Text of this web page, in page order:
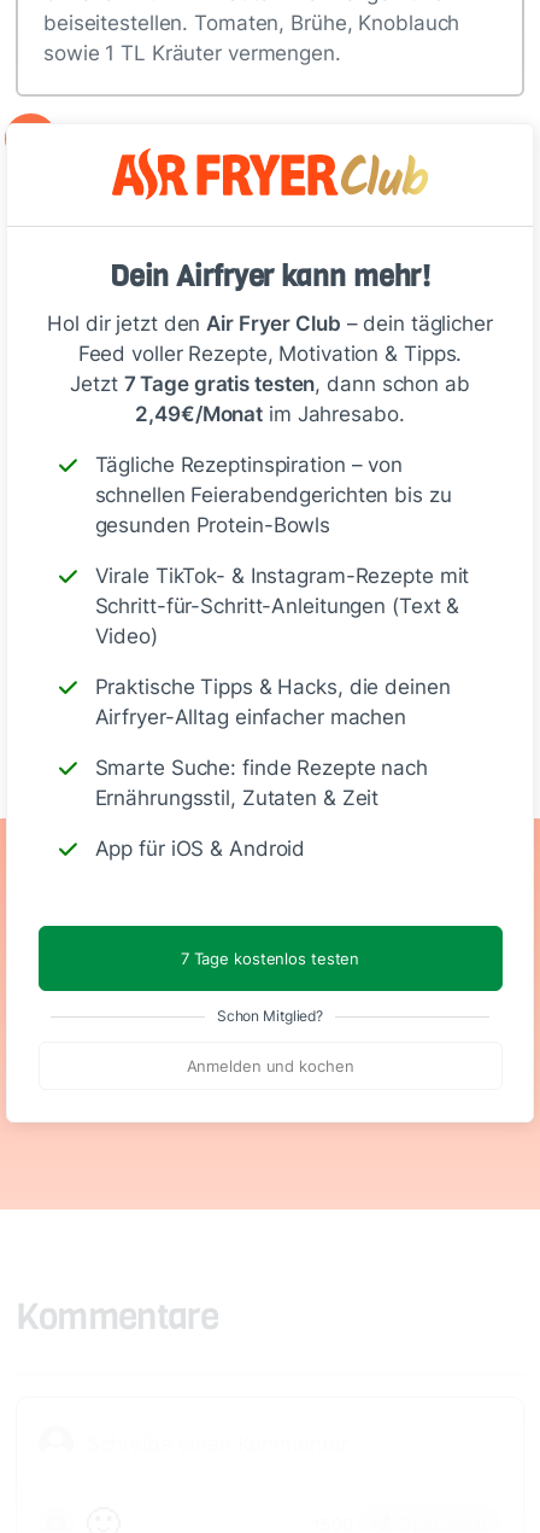
Dein Airfryer kann mehr!
Hol dir jetzt denAir Fryer Club – dein täglicher
Feed voller Rezepte, Motivation & Tipps.
Jetzt 7 Tage gratis testen, dann schon ab
2,49€/Monat im Jahresabo.
Tägliche Rezeptinspiration – von
schnellen Feierabendgerichten bis zu
gesunden Protein-Bowls
Virale TikTok- & Instagram-Rezepte mit
Schritt-für-Schritt-Anleitungen (Text &
Video)
Praktische Tipps & Hacks, die deinen
Airfryer-Alltag einfacher machen
Smarte Suche: finde Rezepte nach
Ernährungsstil, Zutaten & Zeit
App für iOS & Android
7 Tage kostenlos testen
Schon Mitglied?
Anmelden und kochen
beiseitestellen. Tomaten, Brühe, Knoblauch
sowie 1 TL Kräuter vermengen.
Den Hefeteig auf eine leicht bemehlte…
Füllt die Pizza Bombs nach
Belieben mit weiteren Zutaten wie
z. B. Champignons, Paprika, Oliven
Deine Notizen
Schreiben
Ernährungswerte
Eiweiß KH
Kommentare